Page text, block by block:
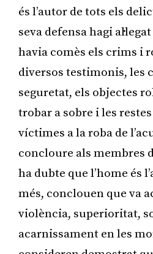
és l’autor de tots els
seva defensa hagi
havia comès els crims i
diversos testimonis, les
seguretat, els objectes
trobar a sobre i les restes
víctimes a la roba de
concloure als membres
ha dubte que l’home és
més, conclouen que va
violència, superioritat,
acarnissament en les